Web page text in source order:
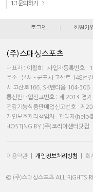
1:1문의하기
로그인 회원가
(주)스매싱스포츠
대표자 : 이철희 사업자등록번호 :
주소 : 본사 - 군포시 고산로 148번
시 고산로166, SK벤티움 104-506
통신판매업신고번호 : 제 2013-경
건강기능식품판매업신고번호 : 제
개인보호관리책임자 : 관리자
HOSTING BY (주)코리아센터닷컴
이용약관 개인정보처리방침 회
© (주)스매싱스포츠 ALL RIGHTS